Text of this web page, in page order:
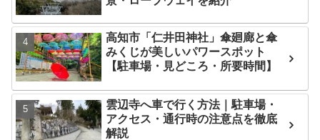
高知市「仁井田神社」傘廻廊と傘
みくじが美しいパワースポット
【駐車場・見どころ・所要時間】
雲辺寺へ車で行く方法｜駐車場・
アクセス・通行時の注意点を徹底
解説